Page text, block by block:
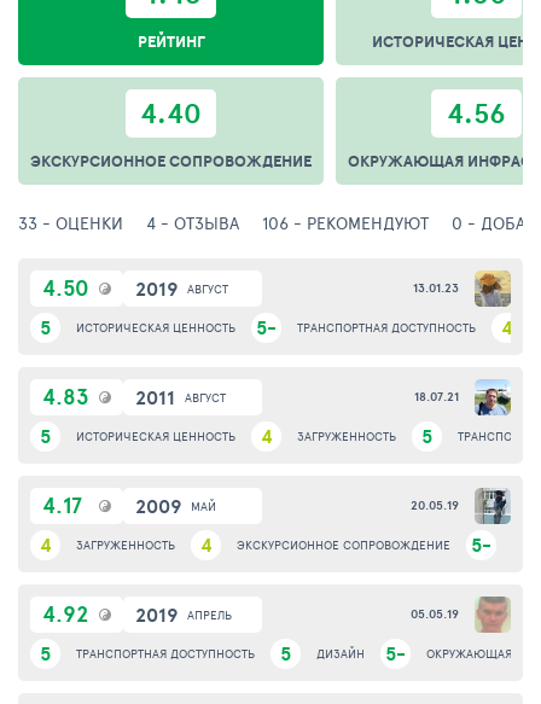
РЕЙТИНГ ИСТОРИЧЕСКАЯ
4.40
ЭКСКУРСИОННОЕ СОПРОВОЖДЕНИЕ
4.56
ОКРУЖАЮЩАЯ
33 - ОЦЕНКИ 4 - ОТЗЫВА 106 - РЕКОМЕНДУЮТ 0 -
4.50
5 ИСТОРИЧЕСКАЯ ЦЕННОСТЬ 5- ТРАНСПОРТНАЯ ДОСТУПНОСТЬ 4
2019 АВГУСТ 13.01.23
4.83
5 ИСТОРИЧЕСКАЯ ЦЕННОСТЬ 4 ЗАГРУЖЕННОСТЬ 5
2011 АВГУСТ 18.07.21
4.17
4 ЗАГРУЖЕННОСТЬ 4 ЭКСКУРСИОННОЕ СОПРОВОЖДЕНИЕ 5-
2009 МАЙ 20.05.19
4.92
5 ТРАНСПОРТНАЯ ДОСТУПНОСТЬ 5 ДИЗАЙН 5- ОКРУЖАЮЩАЯ
2019 АПРЕЛЬ 05.05.19